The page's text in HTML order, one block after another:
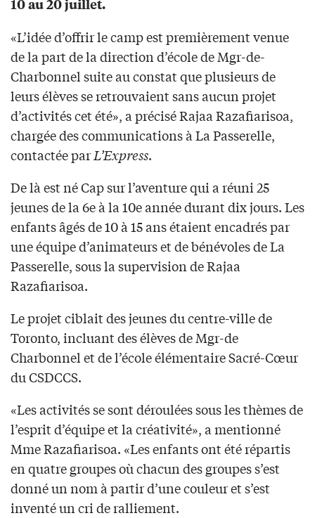
10 au 20 juillet.
«L’idée d’offrir le camp est premièrement venue
de la part de la direction d’école de Mgr-de-
Charbonnel suite au constat que plusieurs de
leurs élèves se retrouvaient sans aucun projet
d’activités cet été», a précisé Rajaa Razafiarisoa,
chargée des communications à La Passerelle,
contactée parL’Express.
De là est né Cap sur l’aventure qui a réuni 25
jeunes de la 6e à la 10e année durant dix jours. Les
enfants âgés de 10 à 15 ans étaient encadrés par
une équipe d’animateurs et de bénévoles de La
Passerelle, sous la supervision de Rajaa
Razafiarisoa.
Le projet ciblait des jeunes du centre-ville de
Toronto, incluant des élèves de Mgr-de
Charbonnel et de l’école élémentaire Sacré-Cœur
du CSDCCS.
«Les activités se sont déroulées sous les thèmes de
l’esprit d’équipe et la créativité», a mentionné
Mme Razafiarisoa. «Les enfants ont été répartis
en quatre groupes où chacun des groupes s’est
donné un nom à partir d’une couleur et s’est
inventé un cri de ralliement.